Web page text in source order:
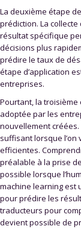
La deuxième étape
prédiction. La
résultat spécifique
décisions plus
prédire le taux de
étape d’application
entreprises.
Pourtant, la
adoptée par les
nouvellement
suffisant lorsque
efficientes.
préalable à la prise
possible lorsque
machine learning est
pour prédire les
traducteurs pour
devient possible de